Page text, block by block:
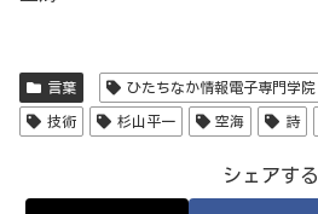
言葉 ひたちなか情報電子専門学院
技術 杉山平一 空海 詩
シェアする